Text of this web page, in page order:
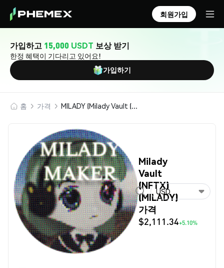
회원가입
가입하고 15,000 USDT 보상 받기
한정 혜택이 기다리고 있어요!
가입하기
홈 가격 MILADY (Milady Vault (NFTX))
Milady
Vault
(NFTX)
(MILADY)
가격
$2,111.34+5.10%
USD